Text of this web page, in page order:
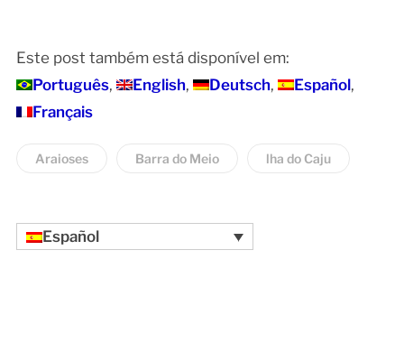
Este post também está disponível em:
Português
English Deutsch
Español
Français
Araioses Barra do Meio lha do Caju
Español